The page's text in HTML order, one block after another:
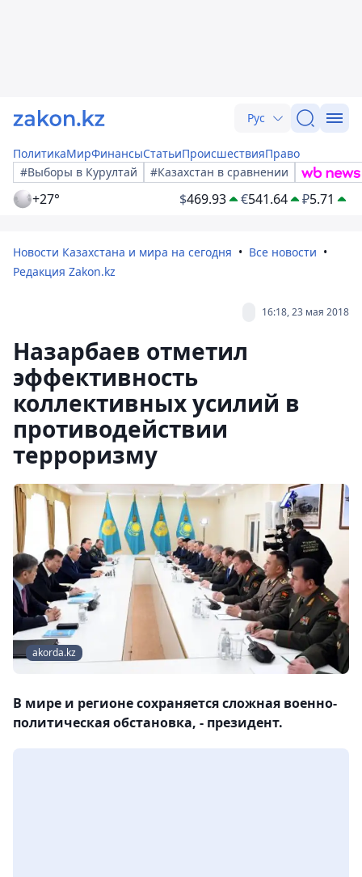
Рус
ПолитикаМирФинансыСтатьиПроисшествияПраво
#Выборы в Курултай
#Казахстан в сравнении
+27° $469.93 €541.64 ₽5.71
Новости Казахстана и мира на сегодня
Все новости
Редакция Zakon.kz
16:18, 23 мая 2018
Назарбаев отметил
эффективность
коллективных усилий в
противодействии
терроризму
akorda.kz
В мире и регионе сохраняется сложная военно-
политическая обстановка, - президент.